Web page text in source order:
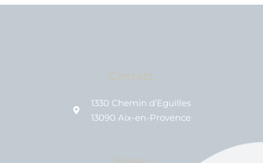
Contact
1330 Chemin d’Eguilles
13090 Aix-en-Provence